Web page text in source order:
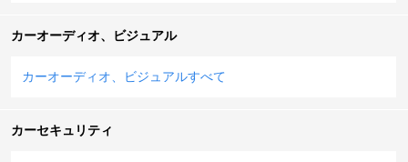
カーオーディオ、ビジュアル
カーオーディオ、ビジュアルすべて
カーセキュリティ